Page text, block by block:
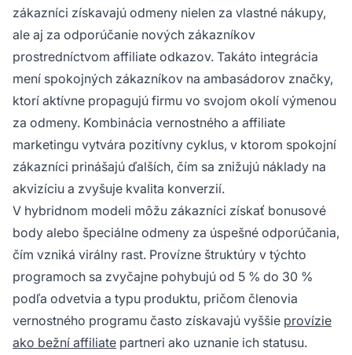
zákazníci získavajú odmeny nielen za vlastné nákupy,
ale aj za odporúčanie nových zákazníkov
prostredníctvom affiliate odkazov. Takáto integrácia
mení spokojných zákazníkov na ambasádorov značky,
ktorí aktívne propagujú firmu vo svojom okolí výmenou
za odmeny. Kombinácia vernostného a affiliate
marketingu vytvára pozitívny cyklus, v ktorom spokojní
zákazníci prinášajú ďalších, čím sa znižujú náklady na
akvizíciu a zvyšuje kvalita konverzií.
V hybridnom modeli môžu zákazníci získať bonusové
body alebo špeciálne odmeny za úspešné odporúčania,
čím vzniká virálny rast. Provízne štruktúry v týchto
programoch sa zvyčajne pohybujú od 5 % do 30 %
podľa odvetvia a typu produktu, pričom členovia
vernostného programu často získavajú vyššie provízie
ako bežní affiliate partneri ako uznanie ich statusu.